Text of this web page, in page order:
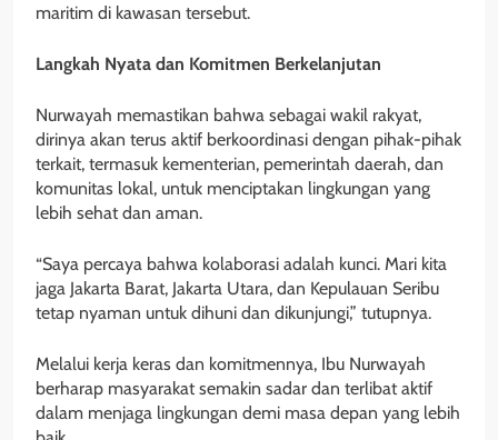
maritim di kawasan tersebut.
Langkah Nyata dan Komitmen Berkelanjutan
Nurwayah memastikan bahwa sebagai wakil rakyat,
dirinya akan terus aktif berkoordinasi dengan pihak-pihak
terkait, termasuk kementerian, pemerintah daerah, dan
komunitas lokal, untuk menciptakan lingkungan yang
lebih sehat dan aman.
“Saya percaya bahwa kolaborasi adalah kunci. Mari kita
jaga Jakarta Barat, Jakarta Utara, dan Kepulauan Seribu
tetap nyaman untuk dihuni dan dikunjungi,” tutupnya.
Melalui kerja keras dan komitmennya, Ibu Nurwayah
berharap masyarakat semakin sadar dan terlibat aktif
dalam menjaga lingkungan demi masa depan yang lebih